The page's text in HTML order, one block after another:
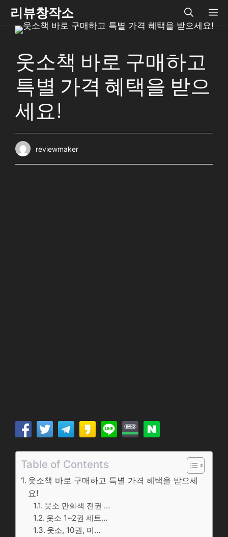
Skip
content
리뷰창작소
웃소책 바로 구매하고
특별 가격 혜택을 받으
세요!
reviewmaker
Table of Contents
웃소책 바로 구매하고 특별 가격 혜택을 받으세
요!
웃소 만화책 전권 …
웃소 1~2권 세트…
웃소, 10권, 미…